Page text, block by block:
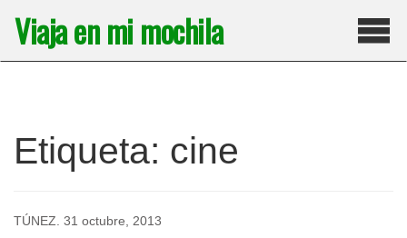
contenido
Viaja en mi mochila
Etiqueta: cine
TÚNEZ 31 octubre, 2013